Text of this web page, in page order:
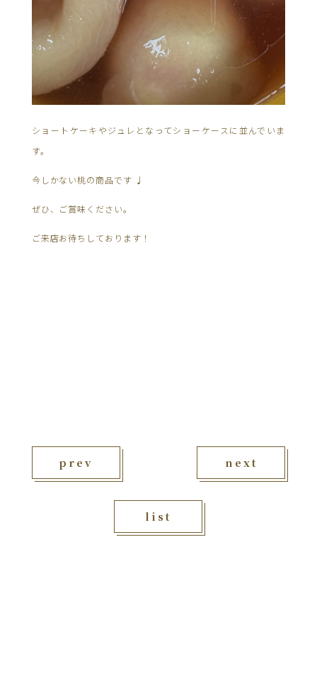
ショートケーキやジュレとなってショーケースに並んでいま
す。
今しかない桃の商品です ♩
ぜひ、ご賞味ください。
ご来店お待ちしております！
prev
list
next